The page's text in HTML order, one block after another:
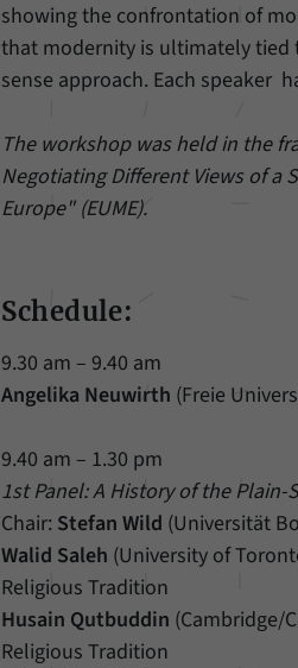
showing the confrontation of
that modernity is ultimately tied
sense approach. Each speaker
The workshop was held in the
Negotiating Different Views of a
Europe" (EUME).
Schedule:
9.30 am – 9.40 am
Angelika Neuwirth (Freie
9.40 am – 1.30 pm
1st Panel: A History of the
Chair: Stefan Wild (Universität
Walid Saleh (University of
Religious Tradition
Husain Qutbuddin (Cambridge/
Religious Tradition